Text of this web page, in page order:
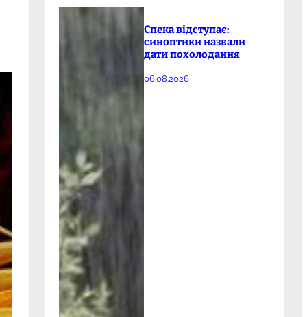
Спека відступає:
синоптики назвали
дати похолодання
06.08.2026